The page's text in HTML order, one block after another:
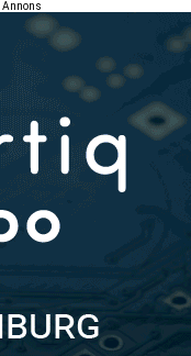
Annons